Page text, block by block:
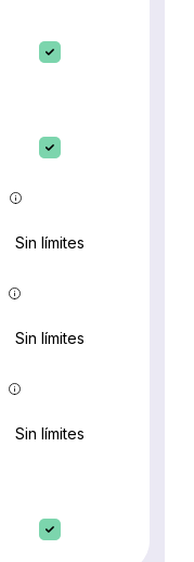
Sin límites
Sin límites
Sin límites